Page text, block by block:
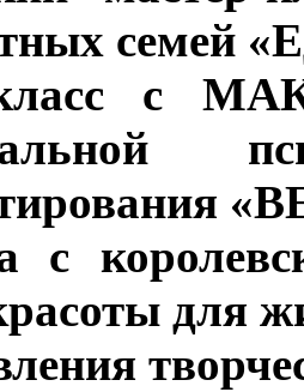
семей
класс с
с
для